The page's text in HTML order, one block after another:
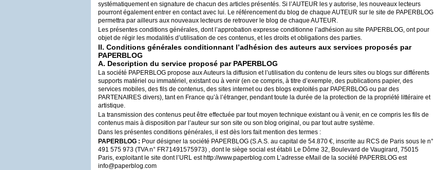
systématiquement en signature de chacun des articles présentés. Si l’AUTEUR les y autorise, les nouveaux lecteurs
pourront également entrer en contact avec lui. Le référencement du blog de chaque AUTEUR sur le site de PAPERBLOG
permettra par ailleurs aux nouveaux lecteurs de retrouver le blog de chaque AUTEUR.
Les présentes conditions générales, dont l’approbation expresse conditionne l’adhésion au site PAPERBLOG, ont pour
objet de régir les modalités d’utilisation de ces contenus, et les droits et obligations des parties.
II. Conditions générales conditionnant l’adhésion des auteurs aux services proposés par
PAPERBLOG
A. Description du service proposé par PAPERBLOG
La société PAPERBLOG propose aux Auteurs la diffusion et l’utilisation du contenu de leurs sites ou blogs sur différents
supports matériel ou immatériel, existant ou à venir (en ce compris, à titre d’exemple, des publications papier, des
services mobiles, des fils de contenus, des sites internet ou des blogs exploités par PAPERBLOG ou par des
PARTENAIRES divers), tant en France qu’à l’étranger, pendant toute la durée de la protection de la propriété littéraire et
artistique.
La transmission des contenus peut être effectuée par tout moyen technique existant ou à venir, en ce compris les fils de
contenus mais à disposition par l’auteur sur son site ou son blog original, ou par tout autre système.
Dans les présentes conditions générales, il est dès lors fait mention des termes :
PAPERBLOG : Pour désigner la société PAPERBLOG (S.A.S. au capital de 54.870 €, inscrite au RCS de Paris sous le n°
491 575 973 (TVAn° FR71491575973) , dont le siège social est établi Le Dôme 32, Boulevard de Vaugirard, 75015
Paris, exploitant le site dont l’URL est http://www.paperblog.com L’adresse eMail de la société PAPERBLOG est
info@paperblog.com